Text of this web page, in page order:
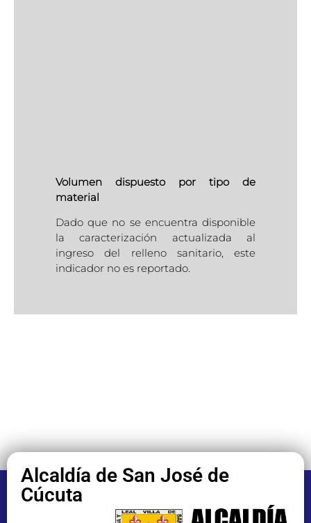
Volumen dispuesto por tipo de
material
Dado que no se encuentra disponible
la caracterización actualizada al
ingreso del relleno sanitario, este
indicador no es reportado.
Alcaldía de San José de
Cúcuta